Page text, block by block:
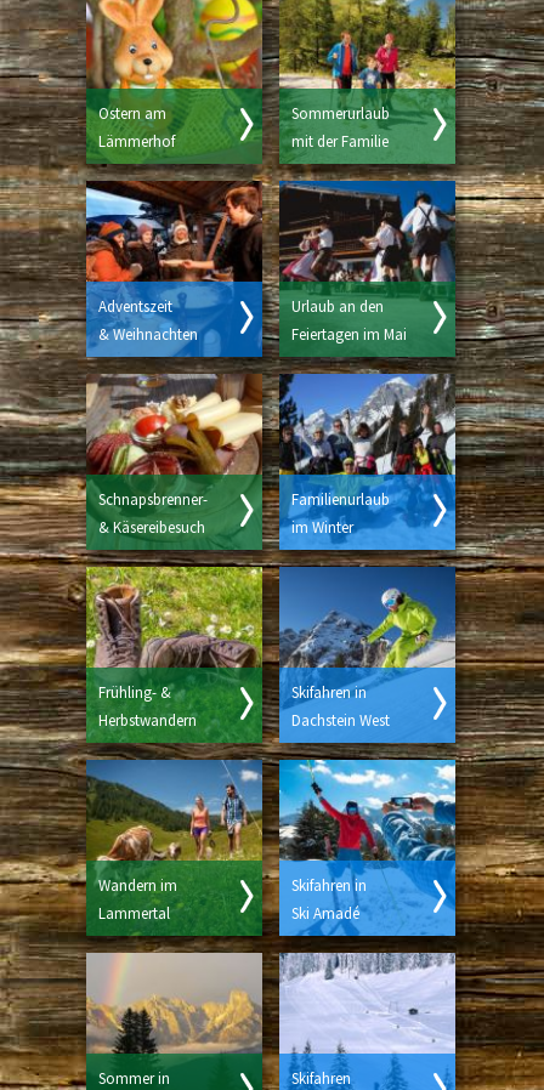
Ostern am
Lämmerhof
Sommerurlaub
mit der Familie
Adventszeit
& Weihnachten
Urlaub an den
Feiertagen im Mai
Schnapsbrenner-
& Käsereibesuch
Familienurlaub
im Winter
Frühling- &
Herbstwandern
Skifahren in
Dachstein West
Wandern im
Lammertal
Skifahren in
Ski Amadé
Sommer in Skifahren